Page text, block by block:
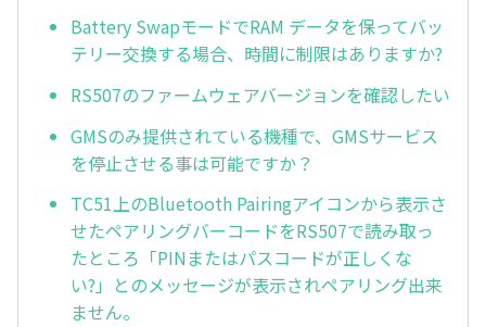
Battery SwapモードでRAM データを保ってバッ
テリー交換する場合、時間に制限はありますか?
RS507のファームウェアバージョンを確認したい
GMSのみ提供されている機種で、GMSサービス
を停止させる事は可能ですか？
TC51上のBluetooth Pairingアイコンから表示さ
せたペアリングバーコードをRS507で読み取っ
たところ「PINまたはパスコードが正しくな
い?」とのメッセージが表示されペアリング出来
ません。